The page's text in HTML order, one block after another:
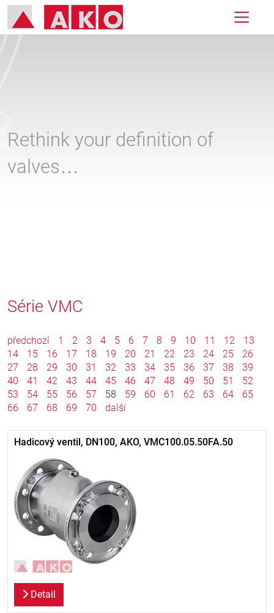
Rethink your definition of
valves…
Série VMC
předchozí 1 2 3 4 5 6 7 8 9 10 11 12
13
14
15 16 17 18 19 20 21 22 23 24 25
26
27
28 29 30 31 32 33 34 35 36 37 38
39
40
41 42 43 44 45 46 47 48 49 50 51
52
53
54 55 56 57 58 59 60 61 62 63 64
65
66
67 68 69 70 další
Hadicový ventil, DN100, AKO, VMC100.05.50FA.50
Detail